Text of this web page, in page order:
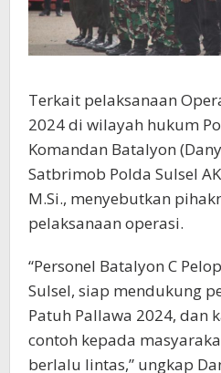
Terkait pelaksanaan
2024 di wilayah hukum
Komandan Batalyon
Satbrimob Polda Sulsel
M.Si., menyebutkan
pelaksanaan operasi.
“Personel Batalyon C
Sulsel, siap mendukung
Patuh Pallawa 2024, dan
contoh kepada
berlalu lintas,” ungkap